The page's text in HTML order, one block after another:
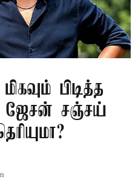
பிடித்த
ஜேசன் சஞ்சய்